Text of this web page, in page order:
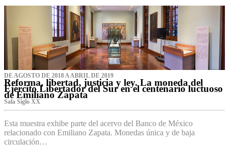
DE AGOSTO DE 2018 A ABRIL DE 2019
Reforma, libertad, justicia y ley. La moneda del
Ejército Libertador del Sur en el centenario luctuoso
de Emiliano Zapata
Sala Siglo XX
Esta muestra exhibe parte del acervo del Banco de México
relacionado con Emiliano Zapata. Monedas única y de baja
circulación…